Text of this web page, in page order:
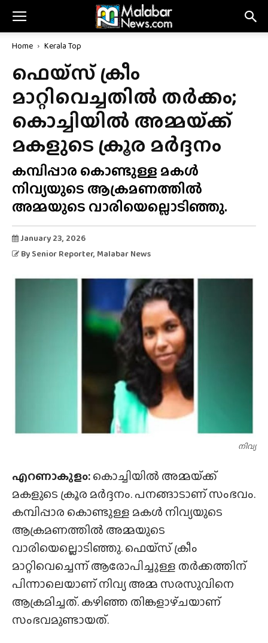
Home Kerala Top
ഫെയ്‌സ് ക്രീം
മാറ്റിവെച്ചതിൽ തർക്കം;
കൊച്ചിയിൽ അമ്മയ്‌ക്ക്
മകളുടെ ക്രൂര മർദ്ദനം
കമ്പിപ്പാര കൊണ്ടുള്ള മകൾ
നിവ്യയുടെ ആക്രമണത്തിൽ
അമ്മയുടെ വാരിയെല്ലൊടിഞ്ഞു.
January 23, 2026
By Senior Reporter, Malabar News
നിവ്യ
എറണാകുളം:കൊച്ചിയിൽ അമ്മയ്‌ക്ക്
മകളുടെ ക്രൂര മർദ്ദനം. പനങ്ങാടാണ് സംഭവം.
കമ്പിപ്പാര കൊണ്ടുള്ള മകൾ നിവ്യയുടെ
ആക്രമണത്തിൽ അമ്മയുടെ
വാരിയെല്ലൊടിഞ്ഞു. ഫെയ്‌സ് ക്രീം
മാറ്റിവെച്ചെന്ന് ആരോപിച്ചുള്ള തർക്കത്തിന്
പിന്നാലെയാണ് നിവ്യ അമ്മ സരസുവിനെ
ആക്രമിച്ചത്. കഴിഞ്ഞ തിങ്കളാഴ്‌ചയാണ്
സംഭവമുണ്ടായത്.